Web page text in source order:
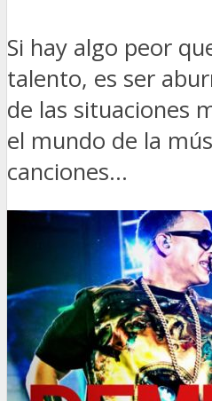
Si hay algo peor
talento, es ser
de las situaciones
el mundo de la
canciones...